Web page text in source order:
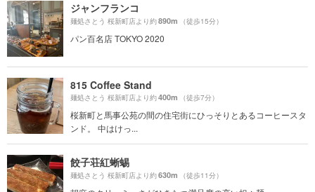
ジャンフランコ
麺処さとう 桜新町店より約890m （徒歩15分）
パン百名店 TOKYO 2020
815 Coffee Stand
麺処さとう 桜新町店より約400m （徒歩7分）
桜新町と馬事公苑の間の住宅街にひっそりとあるコーヒースタ
ンド。 中はけっ...
餃子荘紅蜥蜴
麺処さとう 桜新町店より約630m （徒歩11分）